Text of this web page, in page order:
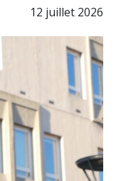
12 juillet 2026